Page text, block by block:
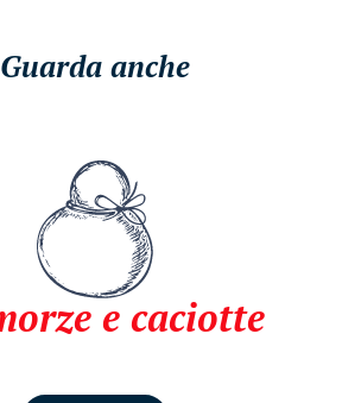
Guarda anche
e caciotte